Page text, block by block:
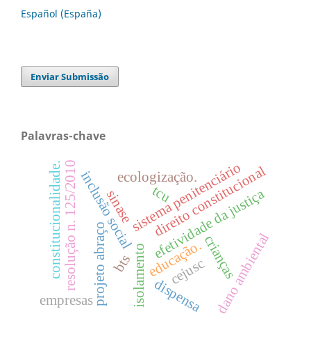
Español (España)
Enviar Submissão
Palavras-chave
direito constitucional
isolamento
inclusão social
educação.
projeto abraço efetividade da justiça
cejusc
resolução n. 125/2010 sistema penitenciário
crianças
sinase
dano ambiental
ecologização.
constitucionalidade. bts
dispensa
empresas
tcu